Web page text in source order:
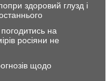
здоровий глузд і
на
росіяни не
щодо